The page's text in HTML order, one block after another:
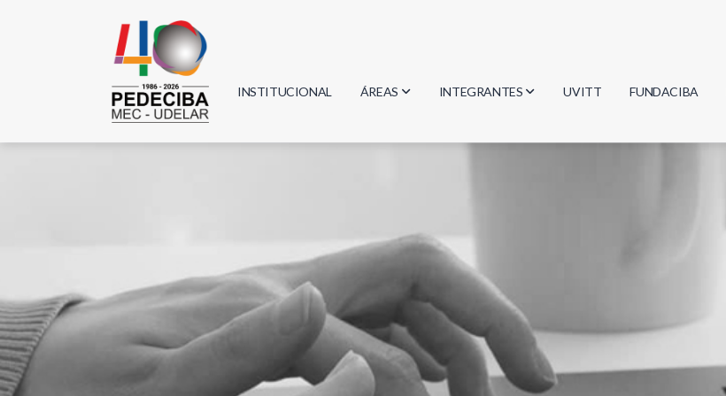
INSTITUCIONAL ÁREAS
Biología
Informática
Química
INTEGRANTES
Investigadores
UVITT FUNDACIBA